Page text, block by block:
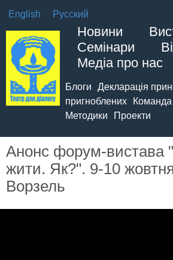
Новини
Семінари
Медіа про нас
Блоги
Декларація
пригноблених
Команда
Методики
Проекти
English Русский
Анонс форум-вистава
жити. Як?". 9-10
Ворзель